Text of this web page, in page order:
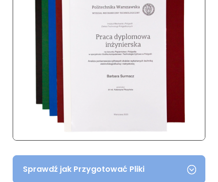
Sprawdź jak Przygotować Pliki